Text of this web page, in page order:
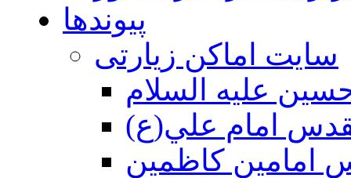
پیوندها
سایت اماکن زیارتی
عليه السلام
امام علي(ع)
امامين كاظمين